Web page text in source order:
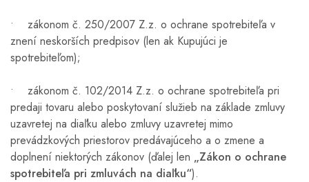
• zákonom č. 250/2007 Z.z. o ochrane spotrebiteľa v
znení neskorších predpisov (len ak Kupujúci je
spotrebiteľom);
• zákonom č. 102/2014 Z.z. o ochrane spotrebiteľa pri
predaji tovaru alebo poskytovaní služieb na základe zmluvy
uzavretej na diaľku alebo zmluvy uzavretej mimo
prevádzkových priestorov predávajúceho a o zmene a
doplnení niektorých zákonov (ďalej len „Zákon o ochrane
spotrebiteľa pri zmluvách na diaľku“).